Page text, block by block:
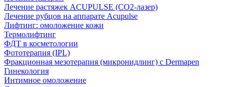
Лечение растяжек ACUPULSE (CO2-лазер)
Лечение рубцов на аппарате Acupulse
Лифтинг: омоложение кожи
Термолифтинг
ФДТ в косметологии
Фототерапия (IPL)
Фракционная мезотерапия (микронидлинг) с Dermapen
Гинекология
Интимное омоложение